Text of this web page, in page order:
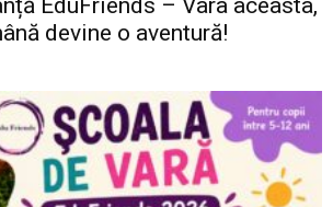
EduFriends – Vara aceasta,
devine o aventură!